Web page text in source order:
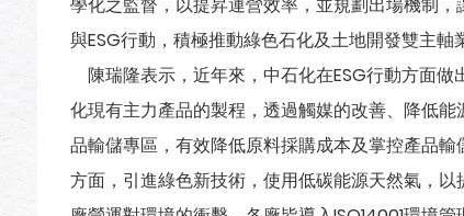
與ESG行動，積極推動綠色石化及土地開發雙主軸
陳瑞隆表示，近年來，中石化在ESG行動方面
化現有主力產品的製程，透過觸媒的改善、降低
品輸儲專區，有效降低原料採購成本及掌控產品
方面，引進綠色新技術，使用低碳能源天然氣，